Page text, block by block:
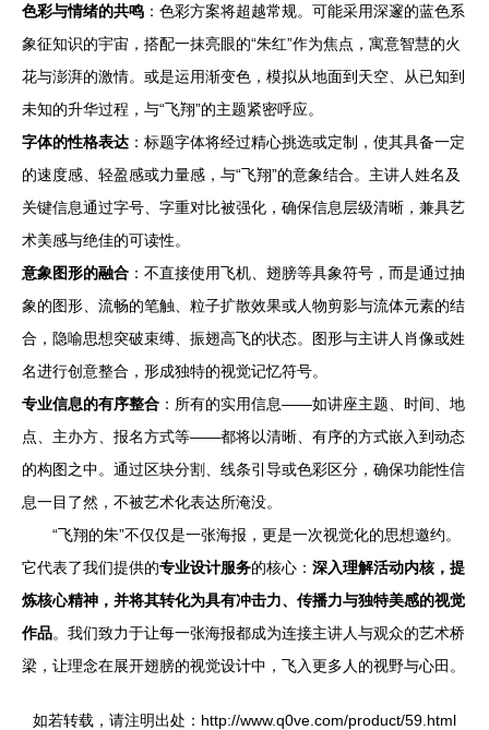
色彩与情绪的共鸣 ：色彩方案将超越常规。可能采用深邃的蓝色系
象征知识的宇宙，搭配一抹亮眼的“朱红”作为焦点，寓意智慧的火
花与澎湃的激情。或是运用渐变色，模拟从地面到天空、从已知到
未知的升华过程，与“飞翔”的主题紧密呼应。
字体的性格表达 ：标题字体将经过精心挑选或定制，使其具备一定
的速度感、轻盈感或力量感，与“飞翔”的意象结合。主讲人姓名及
关键信息通过字号、字重对比被强化，确保信息层级清晰，兼具艺
术美感与绝佳的可读性。
意象图形的融合 ：不直接使用飞机、翅膀等具象符号，而是通过抽
象的图形、流畅的笔触、粒子扩散效果或人物剪影与流体元素的结
合，隐喻思想突破束缚、振翅高飞的状态。图形与主讲人肖像或姓
名进行创意整合，形成独特的视觉记忆符号。
专业信息的有序整合 ：所有的实用信息——如讲座主题、时间、地
点、主办方、报名方式等——都将以清晰、有序的方式嵌入到动态
的构图之中。通过区块分割、线条引导或色彩区分，确保功能性信
息一目了然，不被艺术化表达所淹没。
“飞翔的朱”不仅仅是一张海报，更是一次视觉化的思想邀约。
它代表了我们提供的专业设计服务的核心： 深入理解活动内核，提
炼核心精神，并将其转化为具有冲击力、传播力与独特美感的视觉
作品。我们致力于让每一张海报都成为连接主讲人与观众的艺术桥
梁，让理念在展开翅膀的视觉设计中，飞入更多人的视野与心田。
如若转载，请注明出处：http://www.q0ve.com/product/59.html